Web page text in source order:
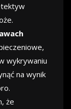
wykrywaniu
na wynik
że